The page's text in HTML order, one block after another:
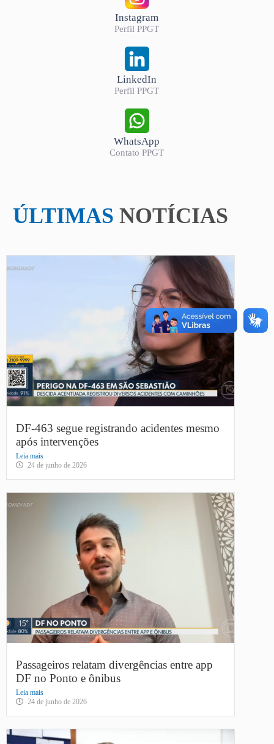
Instagram
Perfil PPGT
LinkedIn
Perfil PPGT
WhatsApp
Contato PPGT
ÚLTIMAS NOTÍCIAS
DF-463 segue registrando acidentes mesmo
após intervenções
Leia mais
24 de junho de 2026
Passageiros relatam divergências entre app
DF no Ponto e ônibus
Leia mais
24 de junho de 2026